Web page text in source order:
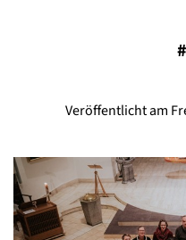
#
Veröffentlicht am